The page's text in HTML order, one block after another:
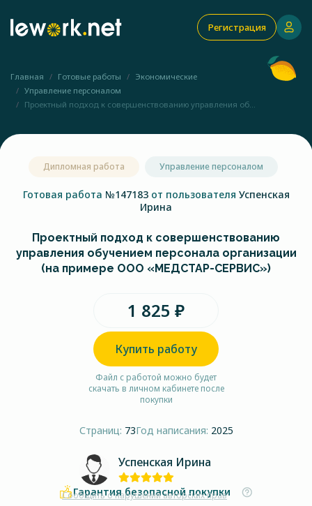
Регистрация
Главная Готовые работы
Экономические
Управление персоналом
Проектный подход к совершенствованию управления об...
Дипломная работа Управление персоналом
Готовая работа №147183 от пользователя Успенская
Ирина
Проектный подход к совершенствованию
управления обучением персонала организации
(на примере ООО «МЕДСТАР-СЕРВИС»)
1 825 ₽
Купить работу
Файл с работой можно будет
скачать в личном кабинете после
покупки
Страниц: 73Год написания: 2025
Успенская Ирина
Сообщить о нарушении авторских прав
Гарантия безопасной покупки